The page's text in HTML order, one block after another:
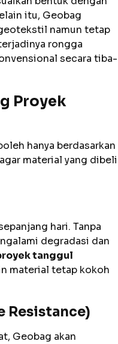
itu, Geobag
namun tetap
rongga
secara tiba-
Proyek
hanya berdasarkan
material yang dibeli
hari. Tanpa
degradasi dan
tanggul
material tetap kokoh
Resistance)
Geobag akan